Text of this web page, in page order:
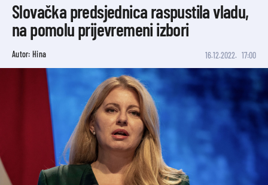
Slovačka predsjednica raspustila vladu,
na pomolu prijevremeni izbori
Autor: Hina 16.12.2022. 17:00